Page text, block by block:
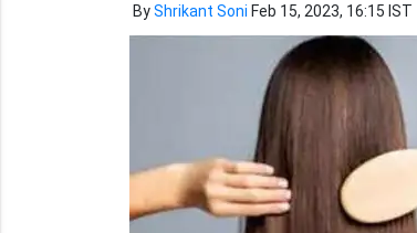
ByShrikant Soni Feb 15, 2023, 16:15 IST